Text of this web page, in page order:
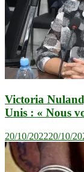
Victoria
Unis : « Nous
20/10/202220/10/